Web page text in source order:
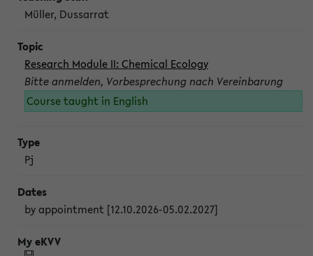
Müller, Dussarrat
Research Module II: Chemical Ecology
Bitte anmelden, Vorbesprechung nach Vereinbarung
Course taught in English
Pj
by appointment [12.10.2026-05.02.2027]